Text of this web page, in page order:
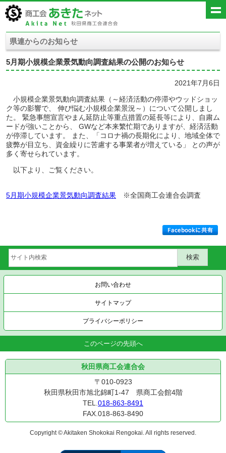
県連からのお知らせ
5月期小規模企業景気動向調査結果の公開のお知らせ
2021年7月6日
小規模企業景気動向調査結果（～経済活動の停滞やウッドショッ
ク等の影響で、 伸び悩む小規模企業景況～）について公開しまし
た。 緊急事態宣言やまん延防止等重点措置の延長等により、自粛ム
ードが強いことから、 GWなど本来繁忙期でありますが、経済活動
が停滞しています。 また、「コロナ禍の長期化により、地域全体で
疲弊が目立ち、資金繰りに苦慮する事業者が増えている」 との声が
多く寄せられています。
以下より、ご覧ください。
5月期小規模企業景気動向調査結果 ※全国商工会連合会調査
お問い合わせ
サイトマップ
プライバシーポリシー
このページの先頭へ
秋田県商工会連合会
〒010-0923
秋田県秋田市旭北錦町1-47 県商工会館4階
TEL.018-863-8491
FAX.018-863-8490
Copyright © Akitaken Shokokai Rengokai. All rights reserved.